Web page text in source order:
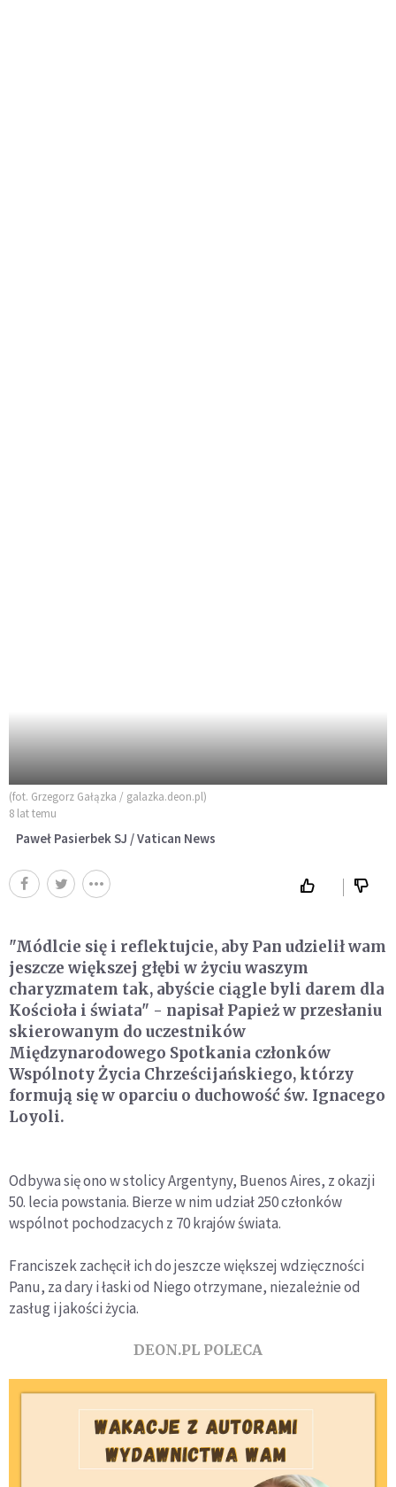
(fot. Grzegorz Gałązka / galazka.deon.pl)
8 lat temu
Paweł Pasierbek SJ / Vatican News
"Módlcie się i reflektujcie, aby Pan udzielił wam
jeszcze większej głębi w życiu waszym
charyzmatem tak, abyście ciągle byli darem dla
Kościoła i świata" - napisał Papież w przesłaniu
skierowanym do uczestników
Międzynarodowego Spotkania członków
Wspólnoty Życia Chrześcijańskiego, którzy
formują się w oparciu o duchowość św. Ignacego
Loyoli.
Odbywa się ono w stolicy Argentyny, Buenos Aires, z okazji
50. lecia powstania. Bierze w nim udział 250 członków
wspólnot pochodzacych z 70 krajów świata.
Franciszek zachęcił ich do jeszcze większej wdzięczności
Panu, za dary i łaski od Niego otrzymane, niezależnie od
zasług i jakości życia.
DEON.PL POLECA